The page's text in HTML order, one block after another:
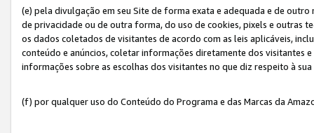
(e) pela divulgação em seu Site de forma exata e adequada e de
de privacidade ou de outra forma, do uso de cookies, pixels e outras
os dados coletados de visitantes de acordo com as leis aplicáveis,
conteúdo e anúncios, coletar informações diretamente dos visitantes
informações sobre as escolhas dos visitantes no que diz respeito à
(f) por qualquer uso do Conteúdo do Programa e das Marcas da